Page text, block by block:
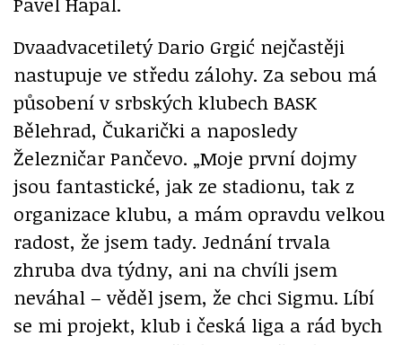
Dvaadvacetiletý Dario Grgić nejčastěji
nastupuje ve středu zálohy. Za sebou má
působení v srbských klubech BASK
Bělehrad, Čukarički a naposledy
Železničar Pančevo. „Moje první dojmy
jsou fantastické, jak ze stadionu, tak z
organizace klubu, a mám opravdu velkou
radost, že jsem tady. Jednání trvala
zhruba dva týdny, ani na chvíli jsem
neváhal – věděl jsem, že chci Sigmu. Líbí
se mi projekt, klub i česká liga a rád bych